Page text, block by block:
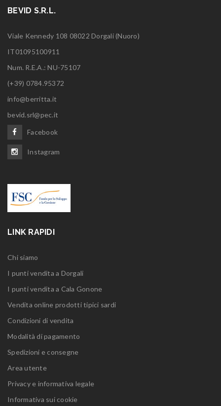
BEVID S.R.L.
Viale Kennedy 108 08022 Dorgali (Nuoro)
IT01095100911
Num. R.E.A.: NU-75107
(+39) 0784.95372
info@berritta.it
bevid.srl@pec.it
Facebook
Instagram
LINK RAPIDI
Chi siamo
I punti vendita a Dorgali
I punti vendita a Cala Gonone
Vendita online prodotti tipici sardi
Condizioni di vendita
Modalità di pagamento
Spedizioni e consegne
Area utente
Privacy e informativa legale
Informativa sui cookie